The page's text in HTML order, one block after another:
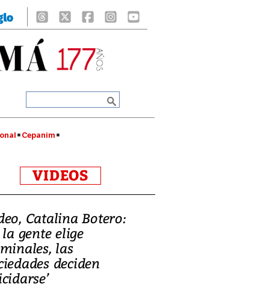
Cepanim
VIDEOS
Catalina Botero:
la gente elige
las
deciden